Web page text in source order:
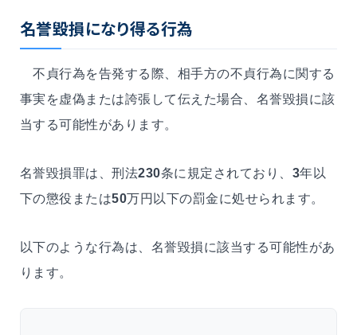
名誉毀損になり得る行為
不貞行為を告発する際、相手方の不貞行為に関する
事実を虚偽または誇張して伝えた場合、名誉毀損に該
当する可能性があります。
名誉毀損罪は、刑法230条に規定されており、 3年以
下の懲役または50万円以下の罰金に処せられます。
以下のような行為は、名誉毀損に該当する可能性があ
ります。